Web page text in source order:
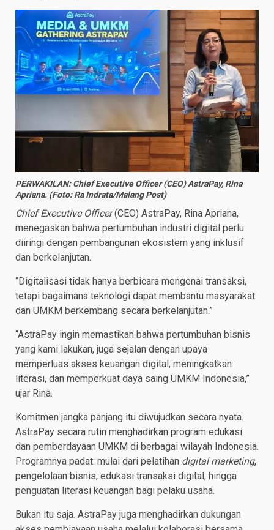
PERWAKILAN: Chief Executive Officer (CEO) AstraPay, Rina
Apriana. (Foto: Ra Indrata/Malang Post)
Chief Executive Officer(CEO) AstraPay, Rina Apriana,
menegaskan bahwa pertumbuhan industri digital perlu
diiringi dengan pembangunan ekosistem yang inklusif
dan berkelanjutan.
“Digitalisasi tidak hanya berbicara mengenai transaksi,
tetapi bagaimana teknologi dapat membantu masyarakat
dan UMKM berkembang secara berkelanjutan.”
“AstraPay ingin memastikan bahwa pertumbuhan bisnis
yang kami lakukan, juga sejalan dengan upaya
memperluas akses keuangan digital, meningkatkan
literasi, dan memperkuat daya saing UMKM Indonesia,”
ujar Rina.
Komitmen jangka panjang itu diwujudkan secara nyata.
AstraPay secara rutin menghadirkan program edukasi
dan pemberdayaan UMKM di berbagai wilayah Indonesia.
Programnya padat: mulai dari pelatihan digital marketing,
pengelolaan bisnis, edukasi transaksi digital, hingga
penguatan literasi keuangan bagi pelaku usaha.
Bukan itu saja. AstraPay juga menghadirkan dukungan